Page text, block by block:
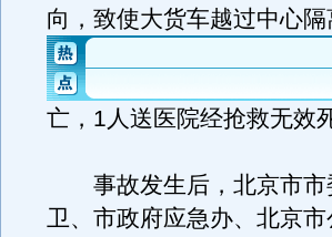
向，致使大货车越过中心
亡，1人送医院经抢救无效
事故发生后，北京市市
卫、市政府应急办、北京